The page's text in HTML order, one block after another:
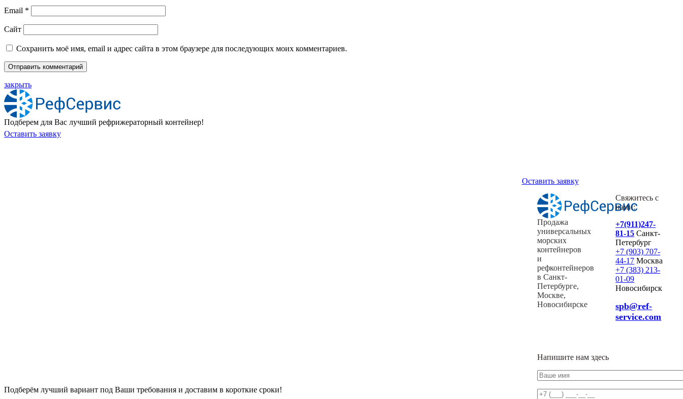
Email *
Сайт
Сохранить моё имя, email и адрес сайта в этом браузере для последующих моих комментариев.
закрыть
Подберем для Вас лучший рефрижераторный контейнер!
Оставить заявку
Подберём лучший вариант под Ваши требования и доставим в короткие сроки!
Оставить заявку
Продажа
универсальных
морских
контейнеров
и
рефконтейнеров
в Санкт-
Петербурге,
Москве,
Новосибирске
Свяжитесь с
нами:
+7(911)247-
81-15 Санкт-
Петербург
+7 (903) 707-
44-17 Москва
+7 (383) 213-
01-09
Новосибирск
spb@ref-
service.com
Напишите нам здесь